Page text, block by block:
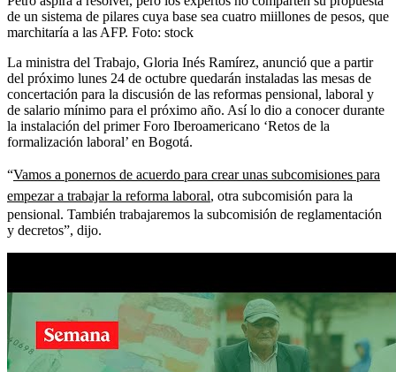
de un sistema de pilares cuya base sea cuatro miillones de pesos, que
marchitaría a las AFP. Foto: stock
La ministra del Trabajo, Gloria Inés Ramírez, anunció que a partir
del próximo lunes 24 de octubre quedarán instaladas las mesas de
concertación para la discusión de las reformas pensional, laboral y
de salario mínimo para el próximo año. Así lo dio a conocer durante
la instalación del primer Foro Iberoamericano ‘Retos de la
formalización laboral’ en Bogotá.
“Vamos a ponernos de acuerdo para crear unas subcomisiones para
empezar a trabajar la reforma laboral, otra subcomisión para la
pensional. También trabajaremos la subcomisión de reglamentación
y decretos”, dijo.